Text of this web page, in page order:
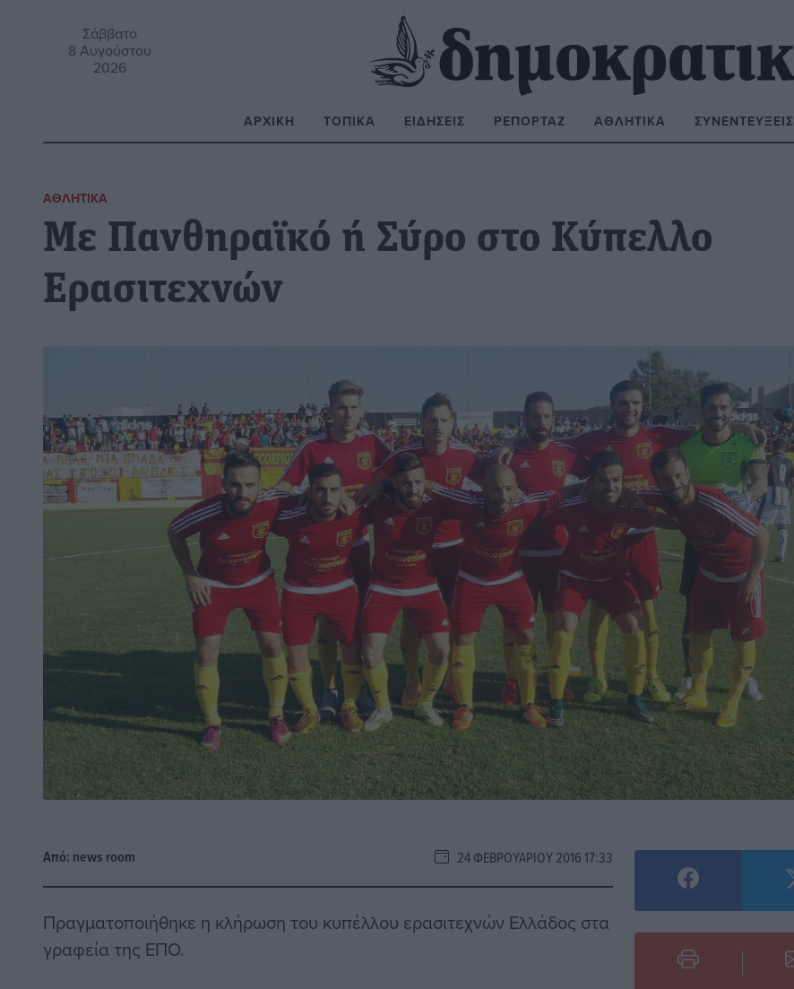
Σάββατο
8 Αυγούστου
2026
ΑΡΧΙΚΉ ΤΟΠΙΚΆ ΕΙΔΉΣΕΙΣ ΡΕΠΟΡΤΆΖ ΑΘΛΗΤΙΚΆ ΣΥΝΕΝΤΕΎΞΕΙΣ
ΑΘΛΗΤΙΚΆ
Με Πανθηραϊκό ή Σύρο στο Κύπελλο
Ερασιτεχνών
Από: news room 24 ΦΕΒΡΟΥΑΡΊΟΥ 2016 17:33
Πραγματοποιήθηκε η κλήρωση του κυπέλλου ερασιτεχνών Ελλάδος στα
γραφεία της ΕΠΟ.